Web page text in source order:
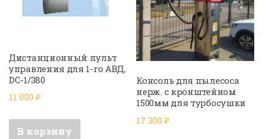
Дистанционный пульт
управления для 1-го АВД,
DC-1/380
11 000 ₽
В корзину
Консоль для пылесоса
нерж. с кронштейном
1500мм для турбосушки
17 300₽